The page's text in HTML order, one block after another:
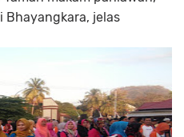
Bhayangkara, jelas